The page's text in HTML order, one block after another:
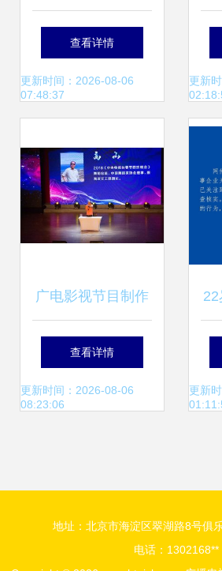
级改版 珠海广播影
视传媒集团2024年
查看详情
更新时间：2026-08-06
07:48:37
更新
广电影视节目制作
专业学生跟岗实训
走进中央电视台 触
查看详情
更新时间：2026-08-06
08:23:06
更新
地址：北京市海淀区翠湖路8号俱
电话：1302168**